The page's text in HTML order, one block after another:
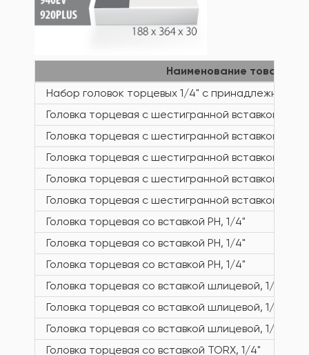
Наименование товара
Набор головок торцевых 1/4" с
Головка торцевая с шестигранной вставкой, 1/4"
Головка торцевая с шестигранной вставкой, 1/4"
Головка торцевая с шестигранной вставкой, 1/4"
Головка торцевая с шестигранной вставкой, 1/4"
Головка торцевая с шестигранной вставкой, 1/4"
Головка торцевая со вставкой PH, 1/4"
Головка торцевая со вставкой PH, 1/4"
Головка торцевая со вставкой PH, 1/4"
Головка торцевая со вставкой шлицевой, 1/4"
Головка торцевая со вставкой шлицевой, 1/4"
Головка торцевая со вставкой шлицевой, 1/4"
Головка торцевая со вставкой TORX, 1/4"